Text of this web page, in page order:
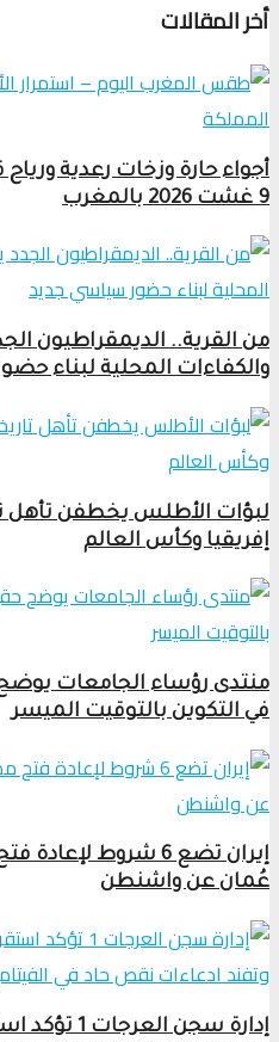
أخر المقالات
أجواء حارة وزخات رعدية
9 غشت 2026 بالمغرب
من القرية.. الديمقراطيون
والكفاءات المحلية لبناء
لبؤات الأطلس يخطفن تأهل
إفريقيا وكأس العالم
منتدى رؤساء الجامعات
في التكوين بالتوقيت الميسر
إيران تضع 6 شروط
عُمان عن واشنطن
إدارة سجن